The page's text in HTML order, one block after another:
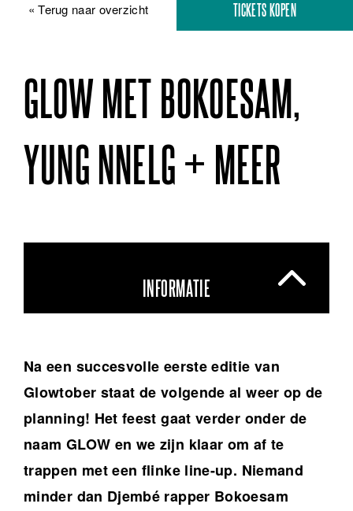
« Terug naar overzicht TICKETS KOPEN
GLOW MET BOKOESAM,
YUNG NNELG + MEER
INFORMATIE
Na een succesvolle eerste editie van
Glowtober staat de volgende al weer op de
planning! Het feest gaat verder onder de
naam GLOW en we zijn klaar om af te
trappen met een flinke line-up. Niemand
minder dan Djembé rapper Bokoesam